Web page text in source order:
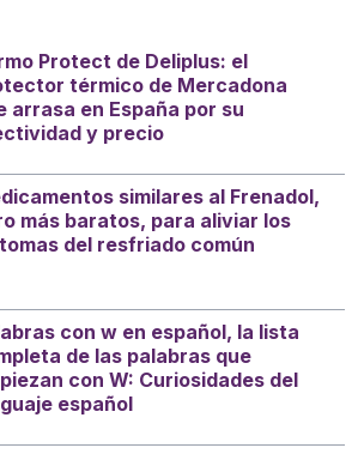
Protect de Deliplus: el
térmico de Mercadona
arrasa en España por su
y precio
similares al Frenadol,
más baratos, para aliviar los
del resfriado común
con w en español, la lista
de las palabras que
con W: Curiosidades del
español